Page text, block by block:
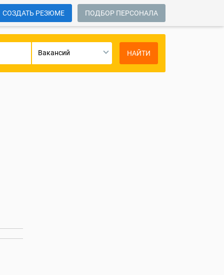
СОЗДАТЬ РЕЗЮМЕ ПОДБОР ПЕРСОНАЛА
Вакансий НАЙТИ